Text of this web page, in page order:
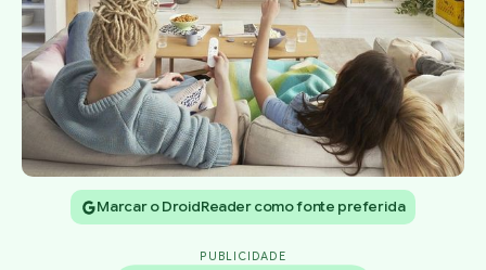
Marcar o DroidReader como fonte preferida
PUBLICIDADE